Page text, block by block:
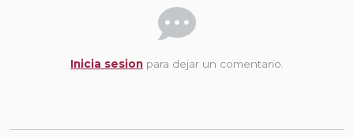
Inicia sesion para dejar un comentario.